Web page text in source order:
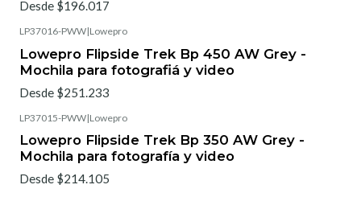
Desde $196.017
LP37016-PWW|Lowepro
Lowepro Flipside Trek Bp 450 AW Grey -
Mochila para fotografiá y video
Desde $251.233
LP37015-PWW|Lowepro
Lowepro Flipside Trek Bp 350 AW Grey -
Mochila para fotografía y video
Desde $214.105